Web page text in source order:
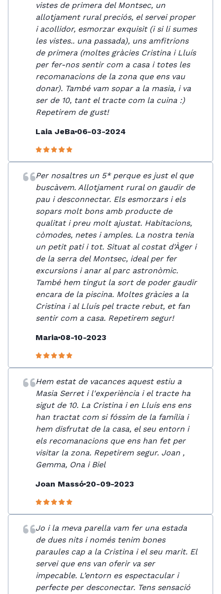
vistes de primera del Montsec, un
allotjament rural preciós, el servei proper
i acollidor, esmorzar exquisit (i si li sumes
les vistes.. una passada), uns amfitrions
de primera (moltes gràcies Cristina i Lluís
per fer-nos sentir com a casa i totes les
recomanacions de la zona que ens vau
donar). També vam sopar a la masia, i va
ser de 10, tant el tracte com la cuina :)
Repetirem de gust!
Laia JeBa 06-03-2024
Per nosaltres un 5* perque es just el que
buscàvem. Allotjament rural on gaudir de
pau i desconnectar. Els esmorzars i els
sopars molt bons amb producte de
qualitat i preu molt ajustat. Habitacions,
còmodes, netes i amples. La nostra tenia
un petit pati i tot. Situat al costat d'Àger i
de la serra del Montsec, ideal per fer
excursions i anar al parc astronòmic.
També hem tingut la sort de poder gaudir
encara de la piscina. Moltes gràcies a la
Cristina i al Lluís pel tracte rebut, et fan
sentir com a casa. Repetirem segur!
Maria 08-10-2023
Hem estat de vacances aquest estiu a
Masia Serret i l'experiència i el tracte ha
sigut de 10. La Cristina i en Lluís ens ens
han tractat com si fóssim de la família i
hem disfrutat de la casa, el seu entorn i
els recomanacions que ens han fet per
visitar la zona. Repetirem segur. Joan ,
Gemma, Ona i Biel
Joan Massó 20-09-2023
Jo i la meva parella vam fer una estada
de dues nits i només tenim bones
paraules cap a la Cristina i el seu marit. El
servei que ens van oferir va ser
impecable. L’entorn es espectacular i
perfecte per desconectar. Tens sensació